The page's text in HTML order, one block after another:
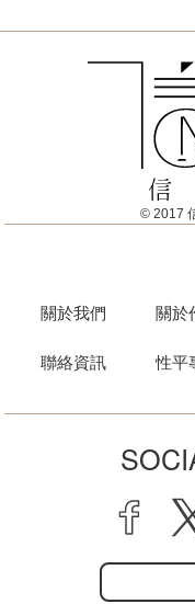
© 2017
關於我們
聯絡資訊
關於
性平